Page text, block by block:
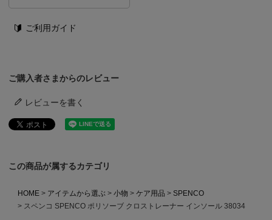
ご利用ガイド
ご購入者さまからのレビュー
レビューを書く
この商品が属するカテゴリ
HOME アイテムから選ぶ 小物 ケア用品
SPENCO
スペンコ SPENCO ポリソーブ クロストレーナー インソール 38034